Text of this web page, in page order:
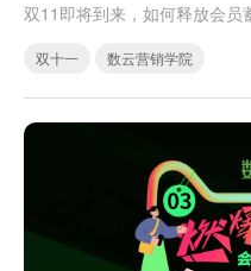
双十一 数云营销学院